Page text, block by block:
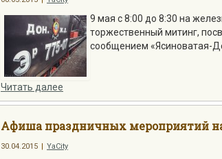
9 мая с 8:00 до 8:30 на
торжественный митинг,
сообщением «Ясиноватая-
Читать далее
Афиша праздничных мероприятий
30.04.2015 YaCity